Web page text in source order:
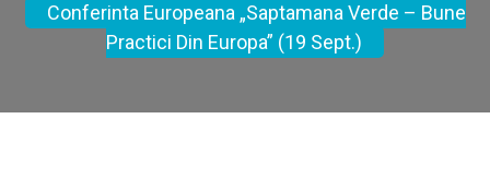
Conferinta Europeana „Saptamana Verde – Bune
Practici Din Europa” (19 Sept.)